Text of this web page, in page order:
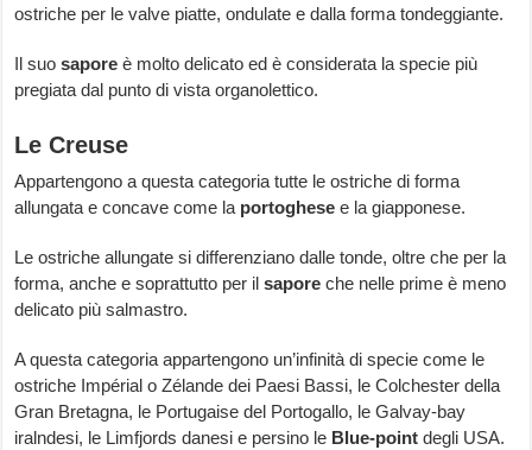
ostriche per le valve piatte, ondulate e dalla forma tondeggiante.
Il suosapore è molto delicato ed è considerata la specie più
pregiata dal punto di vista organolettico.
Le Creuse
Appartengono a questa categoria tutte le ostriche di forma
allungata e concave come la portoghese e la giapponese.
Le ostriche allungate si differenziano dalle tonde, oltre che per la
forma, anche e soprattutto per il sapore che nelle prime è meno
delicato più salmastro.
A questa categoria appartengono un’infinità di specie come le
ostriche Impérial o Zélande dei Paesi Bassi, le Colchester della
Gran Bretagna, le Portugaise del Portogallo, le Galvay-bay
iralndesi, le Limfjords danesi e persino le Blue-point degli USA.